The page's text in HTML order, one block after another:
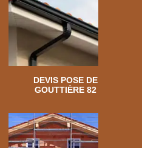
DEVIS POSE DE
GOUTTIÈRE 82